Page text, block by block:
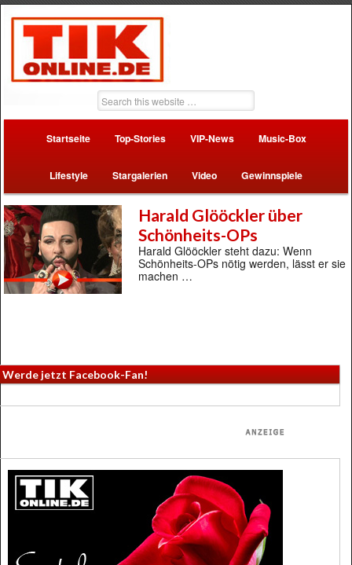
Startseite Top-Stories VIP-News Music-Box
Lifestyle Stargalerien Video Gewinnspiele
Harald Glööckler über
Schönheits-OPs
Harald Glööckler steht dazu: Wenn
Schönheits-OPs nötig werden, lässt er sie
machen …
Werde jetzt Facebook-Fan!